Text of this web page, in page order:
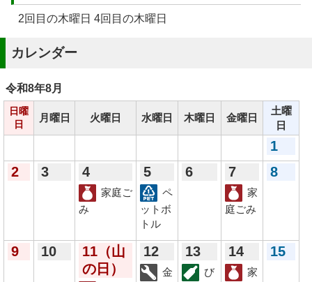
2回目の木曜日 4回目の木曜日
カレンダー
令和8年8月
日曜
日
月曜日 火曜日 水曜日 木曜日 金曜日
土曜
日
1
2
3 4
家庭ご
み
5
ペ
ットボ
トル
6 7
家
庭ごみ
8
9 10 11 （山
の日）
12
金
13
び
14
家
15